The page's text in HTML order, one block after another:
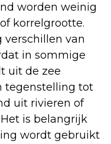
worden weinig
korrelgrootte.
van
in sommige
uit de zee
tegenstelling tot
uit rivieren of
is belangrijk
wordt gebruikt